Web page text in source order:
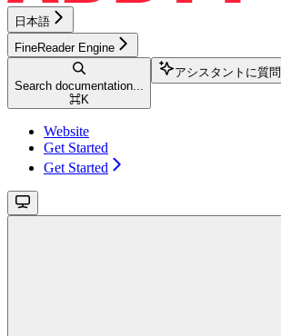
日本語
FineReader Engine
Search documentation...
⌘K
アシスタントに質問
Website
Get Started
Get Started